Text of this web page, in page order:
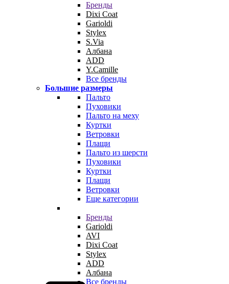
Бренды
Dixi Coat
Garioldi
Stylex
S.Via
Албана
ADD
Y.Camille
Все бренды
Большие размеры
Пальто
Пуховики
Пальто на меху
Куртки
Ветровки
Плащи
Пальто из шерсти
Пуховики
Куртки
Плащи
Ветровки
Еще категории
Бренды
Garioldi
AVI
Dixi Coat
Stylex
ADD
Албана
Все бренды